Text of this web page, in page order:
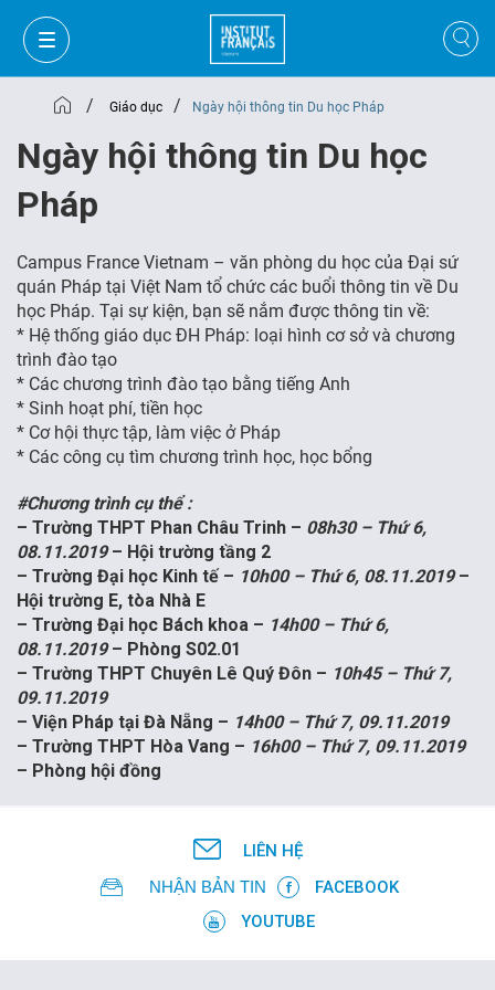
GIỎ HÀNG
/ Giáo dục / Ngày hội thông tin Du học Pháp
Ngày hội thông tin Du học
Pháp
Campus France Vietnam – văn phòng du học của Đại sứ
quán Pháp tại Việt Nam tổ chức các buổi thông tin về Du
học Pháp. Tại sự kiện, bạn sẽ nắm được thông tin về:
* Hệ thống giáo dục ĐH Pháp: loại hình cơ sở và chương
trình đào tạo
* Các chương trình đào tạo bằng tiếng Anh
* Sinh hoạt phí, tiền học
* Cơ hội thực tập, làm việc ở Pháp
* Các công cụ tìm chương trình học, học bổng
#Chương trình cụ thể :
– Trường THPT Phan Châu Trinh – 08h30 – Thứ 6,
08.11.2019– Hội trường tầng 2
– Trường Đại học Kinh tế – 10h00 – Thứ 6, 08.11.2019–
Hội trường E, tòa Nhà E
– Trường Đại học Bách khoa – 14h00 – Thứ 6,
08.11.2019– Phòng S02.01
– Trường THPT Chuyên Lê Quý Đôn – 10h45 – Thứ 7,
09.11.2019
– Viện Pháp tại Đà Nẵng – 14h00 – Thứ 7, 09.11.2019
– Trường THPT Hòa Vang – 16h00 – Thứ 7, 09.11.2019
– Phòng hội đồng
LIÊN HỆ
NHẬN BẢN TIN
FACEBOOK
YOUTUBE